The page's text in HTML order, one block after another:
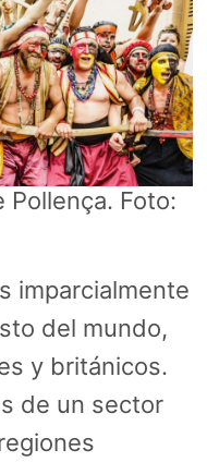
Pollença. Foto:
imparcialmente
del mundo,
y británicos.
de un sector